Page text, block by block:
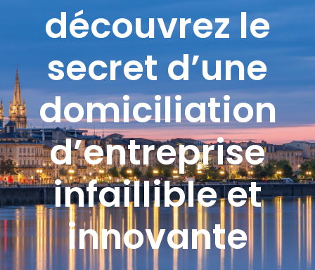
découvrez le
secret d’une
domiciliation
d’entreprise
infaillible et
innovante